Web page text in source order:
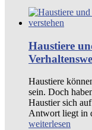
Haustiere
Haustiere
sein. Doch
Haustier sich
Antwort liegt in
weiterlesen